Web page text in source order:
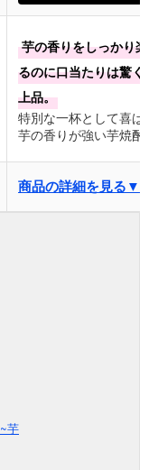
芋の香りをしっかり楽
るのに口当たりは驚く
上品。
特別な一杯として喜ば
芋の香りが強い芋焼酎。
商品の詳細を見る▼
芋